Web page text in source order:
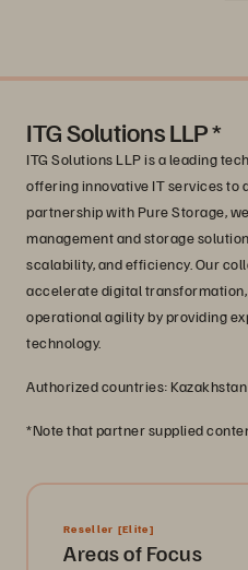
ITG Solutions LLP *
ITG Solutions LLP is a leading
offering innovative IT services to
partnership with Pure Storage,
management and storage
scalability, and efficiency. Our
accelerate digital
operational agility by providing
technology.
Authorized countries: Kazakhstan
*Note that partner supplied
Reseller [Elite]
Areas of Focus